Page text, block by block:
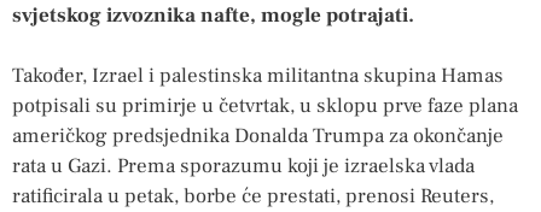
svjetskog izvoznika nafte, mogle potrajati.
Također, Izrael i palestinska militantna skupina Hamas
potpisali su primirje u četvrtak, u sklopu prve faze plana
američkog predsjednika Donalda Trumpa za okončanje
rata u Gazi. Prema sporazumu koji je izraelska vlada
ratificirala u petak, borbe će prestati, prenosi Reuters,